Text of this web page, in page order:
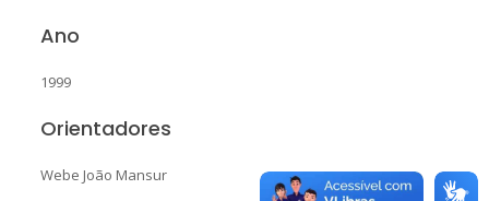
Ano
1999
Orientadores
Webe João Mansur